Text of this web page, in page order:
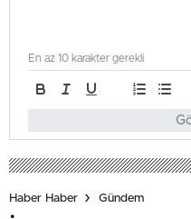
En az 10 karakter gerekli
Haber Haber Gündem